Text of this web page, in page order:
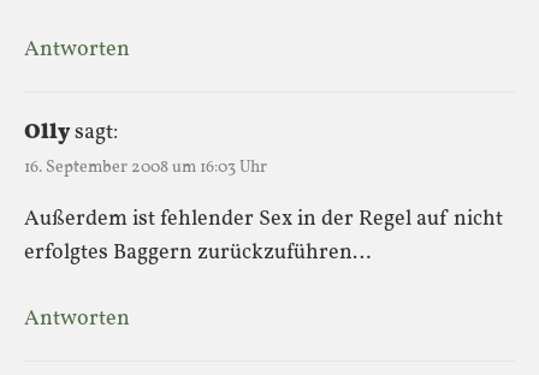
Antworten
Ollysagt:
16. September 2008 um 16:03 Uhr
Außerdem ist fehlender Sex in der Regel auf nicht
erfolgtes Baggern zurückzuführen…
Antworten